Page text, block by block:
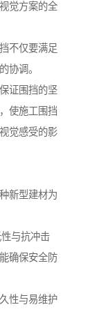
觉方案的全
不仅要满足
协调。
证围挡的坚
使施工围挡
觉感受的影
新型建材为
与抗冲击
确保安全防
性与易维护